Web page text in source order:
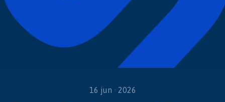
16 jun · 2026